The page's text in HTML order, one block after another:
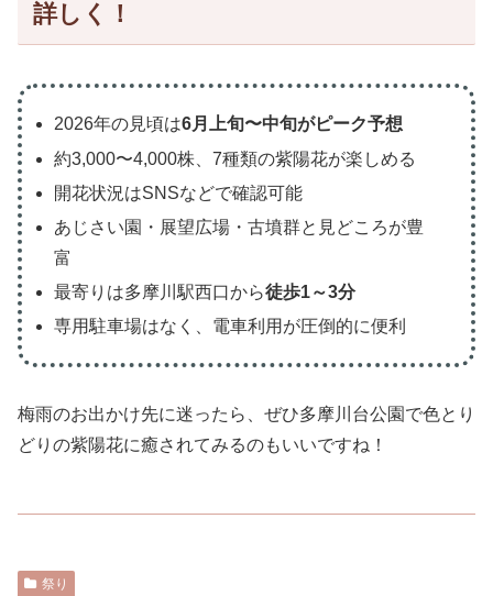
詳しく！
2026年の見頃は6月上旬〜中旬がピーク予想
約3,000〜4,000株、7種類の紫陽花が楽しめる
開花状況はSNSなどで確認可能
あじさい園・展望広場・古墳群と見どころが豊
富
最寄りは多摩川駅西口から徒歩1～3分
専用駐車場はなく、電車利用が圧倒的に便利
梅雨のお出かけ先に迷ったら、ぜひ多摩川台公園で色とり
どりの紫陽花に癒されてみるのもいいですね！
祭り